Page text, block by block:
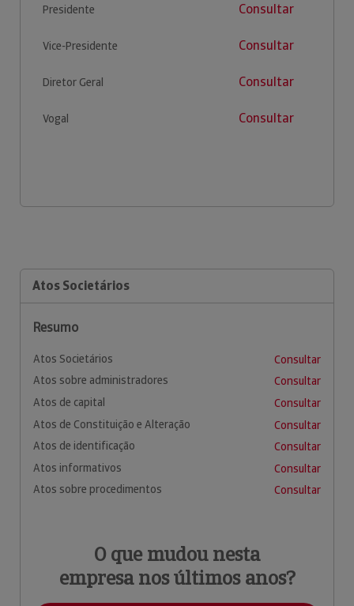
Presidente Consultar
Vice-Presidente Consultar
Diretor Geral Consultar
Vogal Consultar
Atos Societários
Resumo
Atos Societários
Consultar
Atos sobre administradores
Consultar
Atos de capital
Consultar
Atos de Constituição e Alteração
Consultar
Atos de identificação
Consultar
Atos informativos
Consultar
Atos sobre procedimentos
Consultar
O que mudou nesta
empresa nos últimos anos?